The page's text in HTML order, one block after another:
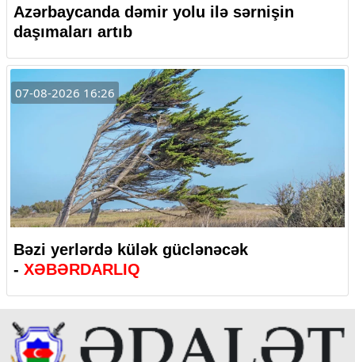
Azərbaycanda dəmir yolu ilə sərnişin
daşımaları artıb
07-08-2026 16:26
Bəzi yerlərdə külək güclənəcək
- XƏBƏRDARLIQ